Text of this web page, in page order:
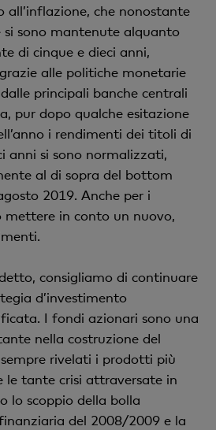
che nonostante
sono mantenute alquanto
di cinque e dieci anni,
alle politiche monetarie
principali banche centrali
pur dopo qualche esitazione
i rendimenti dei titoli di
anni si sono normalizzati,
al di sopra del bottom
2019. Anche per i
mettere in conto un nuovo,
consigliamo di continuare
d’investimento
I fondi azionari sono una
nella costruzione del
rivelati i prodotti più
le tante crisi attraversate in
lo scoppio della bolla
del 2008/2009 e la